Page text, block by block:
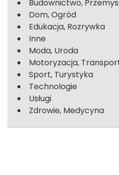
Budownictwo,
Dom, Ogród
Edukacja, Rozrywka
Inne
Moda, Uroda
Motoryzacja,
Sport, Turystyka
Technologie
Usługi
Zdrowie, Medycyna